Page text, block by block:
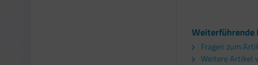
Weiterführende
Fragen zum
Weitere Artikel